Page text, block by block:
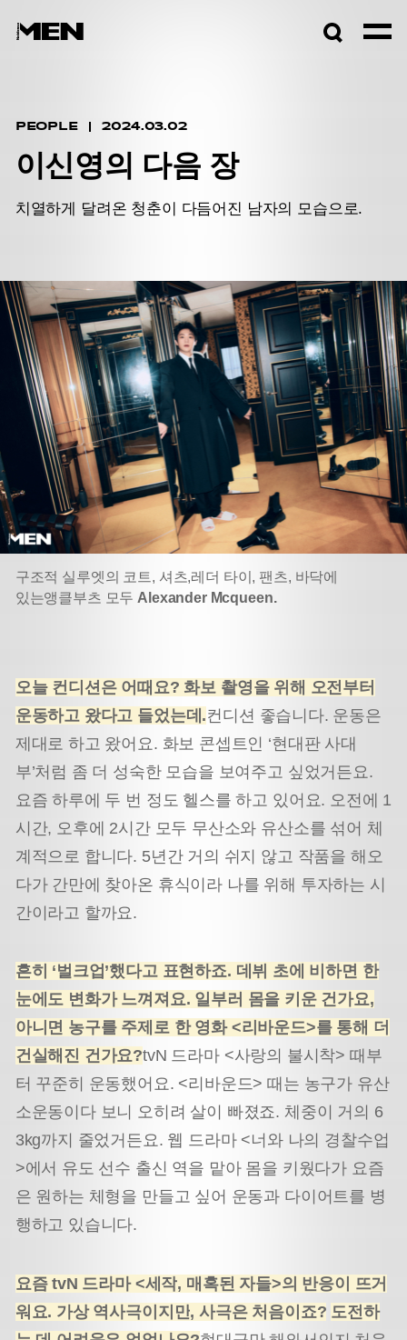
PEOPLE 2024.03.02
이신영의 다음 장
치열하게 달려온 청춘이 다듬어진 남자의 모습으로.
구조적 실루엣의 코트, 셔츠,레더 타이, 팬츠, 바닥에
있는앵클부츠 모두 Alexander Mcqueen.
오늘 컨디션은 어때요? 화보 촬영을 위해 오전부터
운동하고 왔다고 들었는데 .컨디션 좋습니다. 운동은
제대로 하고 왔어요. 화보 콘셉트인 ‘현대판 사대
부’처럼 좀 더 성숙한 모습을 보여주고 싶었거든요.
요즘 하루에 두 번 정도 헬스를 하고 있어요. 오전에 1
시간, 오후에 2시간 모두 무산소와 유산소를 섞어 체
계적으로 합니다. 5년간 거의 쉬지 않고 작품을 해오
다가 간만에 찾아온 휴식이라 나를 위해 투자하는 시
간이라고 할까요.
흔히 ‘벌크업 ’했다고 표현하죠. 데뷔 초에 비하면 한
눈에도 변화가 느껴져요. 일부러 몸을 키운 건가요,
아니면 농구를 주제로 한 영화 <리바운드>를 통해 더
건실해진 건가요?tvN 드라마 <사랑의 불시착> 때부
터 꾸준히 운동했어요. <리바운드> 때는 농구가 유산
소운동이다 보니 오히려 살이 빠졌죠. 체중이 거의 6
3kg까지 줄었거든요. 웹 드라마 <너와 나의 경찰수업
>에서 유도 선수 출신 역을 맡아 몸을 키웠다가 요즘
은 원하는 체형을 만들고 싶어 운동과 다이어트를 병
행하고 있습니다.
요즘tvN 드라마 <세작, 매혹된 자들>의 반응이 뜨거
워요. 가상 역사극이지만,사극은 처음이죠? 도전하